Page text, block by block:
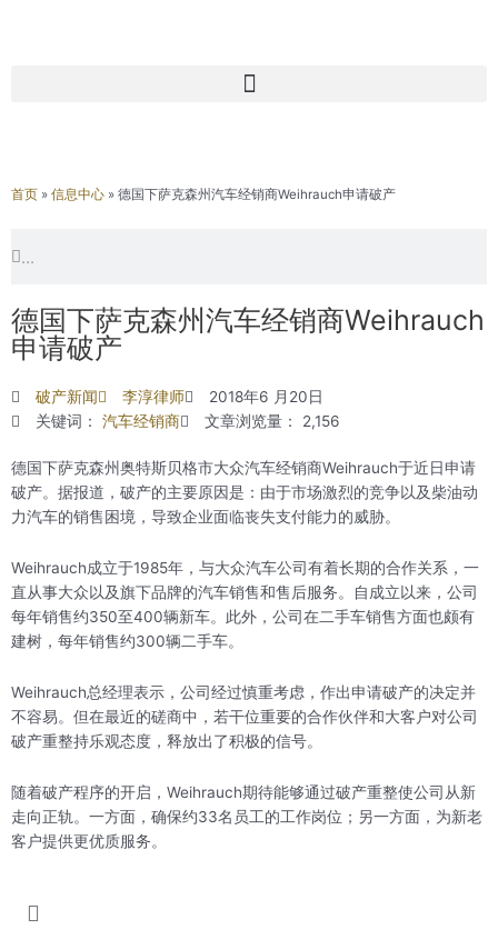
首页 » 信息中心 » 德国下萨克森州汽车经销商Weihrauch申请破产
德国下萨克森州汽车经销商Weihrauch
申请破产
破产新闻 李淳律师
2018年6 月20日
关键词：
汽车经销商 文章浏览量： 2,156
德国下萨克森州奥特斯贝格市大众汽车经销商Weihrauch于近日申请
破产。据报道，破产的主要原因是：由于市场激烈的竞争以及柴油动
力汽车的销售困境，导致企业面临丧失支付能力的威胁。
Weihrauch成立于1985年，与大众汽车公司有着长期的合作关系，一
直从事大众以及旗下品牌的汽车销售和售后服务。自成立以来，公司
每年销售约350至400辆新车。此外，公司在二手车销售方面也颇有
建树，每年销售约300辆二手车。
Weihrauch总经理表示，公司经过慎重考虑，作出申请破产的决定并
不容易。但在最近的磋商中，若干位重要的合作伙伴和大客户对公司
破产重整持乐观态度，释放出了积极的信号。
随着破产程序的开启，Weihrauch期待能够通过破产重整使公司从新
走向正轨。一方面，确保约33名员工的工作岗位；另一方面，为新老
客户提供更优质服务。